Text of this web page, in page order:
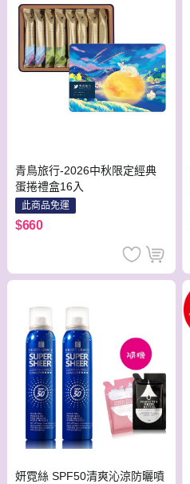
青鳥旅行-2026中秋限定經典
蛋捲禮盒16入
此商品免運
$660
妍霓絲 SPF50清爽沁涼防曬噴